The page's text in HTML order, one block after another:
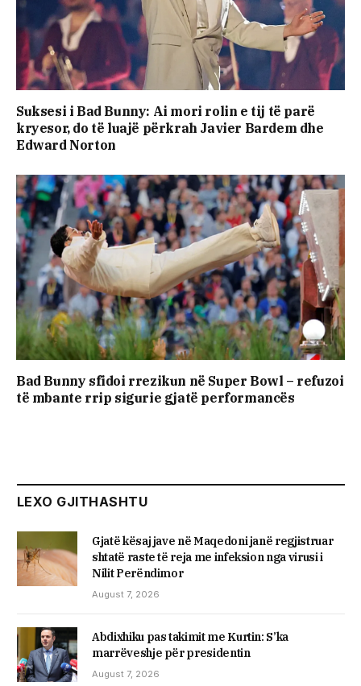
Suksesi i Bad Bunny: Ai mori rolin e tij të parë
kryesor, do të luajë përkrah Javier Bardem dhe
Edward Norton
Bad Bunny sfidoi rrezikun në Super Bowl – refuzoi
të mbante rrip sigurie gjatë performancës
LEXO GJITHASHTU
Gjatë kësaj jave në Maqedoni janë regjistruar
shtatë raste të reja me infeksion nga virusi i
Nilit Perëndimor
August 7, 2026
Abdixhiku pas takimit me Kurtin: S’ka
marrëveshje për presidentin
August 7, 2026